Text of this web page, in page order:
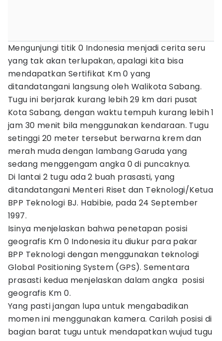
Mengunjungi titik 0 Indonesia menjadi cerita seru
yang tak akan terlupakan, apalagi kita bisa
mendapatkan Sertifikat Km 0 yang
ditandatangani langsung oleh Walikota Sabang.
Tugu ini berjarak kurang lebih 29 km dari pusat
Kota Sabang, dengan waktu tempuh kurang lebih 1
jam 30 menit bila menggunakan kendaraan. Tugu
setinggi 20 meter tersebut berwarna krem dan
merah muda dengan lambang Garuda yang
sedang menggengam angka 0 di puncaknya.
Di lantai 2 tugu ada 2 buah prasasti, yang
ditandatangani Menteri Riset dan Teknologi/Ketua
BPP Teknologi BJ. Habibie, pada 24 September
1997.
Isinya menjelaskan bahwa penetapan posisi
geografis Km 0 Indonesia itu diukur para pakar
BPP Teknologi dengan menggunakan teknologi
Global Positioning System (GPS). Sementara
prasasti kedua menjelaskan dalam angka posisi
geografis Km 0.
Yang pasti jangan lupa untuk mengabadikan
momen ini menggunakan kamera. Carilah posisi di
bagian barat tugu untuk mendapatkan wujud tugu